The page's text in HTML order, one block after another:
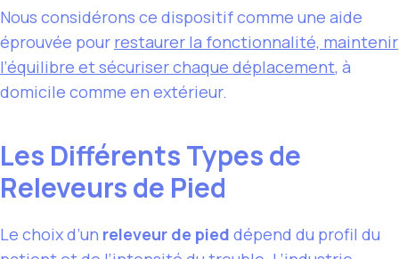
Nous considérons ce dispositif comme une aide
éprouvée pour restaurer la fonctionnalité, maintenir
l’équilibre et sécuriser chaque déplacement, à
domicile comme en extérieur.
Les Différents Types de
Releveurs de Pied
Le choix d’un releveur de pied dépend du profil du